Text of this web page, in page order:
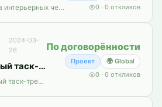
MVP агрегатора интерьерных чертежей (логика как в Uber: заказ – оплата – биржа исполнителей – выдача через 14 дней). Что ты получишь в свое портфолио:Настройка сложной логики личных кабинетов (Клиент / Исполнитель).Интеграция API Claude (для генерации задач или проверки ТЗ).Работа со сплит-платежами (ЮKassa / Stripe Connect) — это редкий и очень дорогой навык на рынке.Я обеспечу полную поддержку п
0 · 0 откликов
2024-03-
26
Персональный таск-трекер iOS на FlutterFlow
📌 Персональный таск-трекер iOS на FlutterFlow 📄 Description: Требуется создать на FlutterFlow приложение под iOS - персональный таск-трекер. UX/UI дизайн - мой. За референс можно брать Todoist. Примерный функционал: - Создание, удаление, редактирование задач - Написание описания к задачам - Написание заметок к задачам, вложение фото, видео, файлов (комментирование задачи) - Возможность д
По договорённости
Проект
🌍 Global
0 · 0 откликов